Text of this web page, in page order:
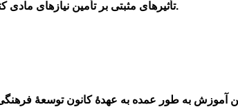
تأثیرهای مثبتی بر تأمین نیازهای مادی کتابخانه‌ها و در نتیجه عملکرد آن‌ها ‌می‌گذارد.
آموزش به طور عمده به عهدۀ کانون توسعۀ